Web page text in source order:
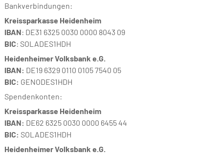
Bankverbindungen:
Kreissparkasse Heidenheim
IBAN: DE31 6325 0030 0000 8043 09
BIC: SOLADES1HDH
Heidenheimer Volksbank e.G.
IBAN: DE19 6329 0110 0105 7540 05
BIC: GENODES1HDH
Spendenkonten:
Kreissparkasse Heidenheim
IBAN: DE62 6325 0030 0000 6455 44
BIC: SOLADES1HDH
Heidenheimer Volksbank e.G.